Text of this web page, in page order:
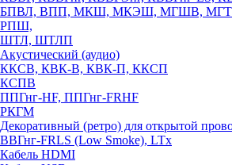
БПВЛ, ВПП, МКШ, МКЭШ, МГШВ,
РПШ,
ШТЛ, ШТЛП
Акустический (аудио)
ККСВ, КВК-В, КВК-П, ККСП
КСПВ
ППГнг-HF, ППГнг-FRHF
РКГМ
Декоративный (ретро) для открытой
ВВГнг-FRLS (Low Smoke), LTx
Кабель HDMI